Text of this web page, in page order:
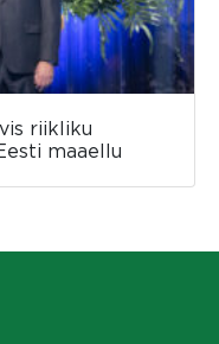
riikliku
maaellu